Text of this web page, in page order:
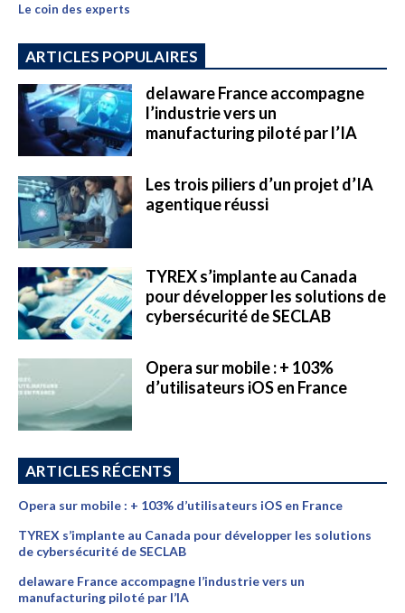
Le coin des experts
ARTICLES POPULAIRES
delaware France accompagne
l’industrie vers un
manufacturing piloté par l’IA
Les trois piliers d’un projet d’IA
agentique réussi
TYREX s’implante au Canada
pour développer les solutions de
cybersécurité de SECLAB
Opera sur mobile : + 103%
d’utilisateurs iOS en France
ARTICLES RÉCENTS
Opera sur mobile : + 103% d’utilisateurs iOS en France
TYREX s’implante au Canada pour développer les solutions
de cybersécurité de SECLAB
delaware France accompagne l’industrie vers un
manufacturing piloté par l’IA